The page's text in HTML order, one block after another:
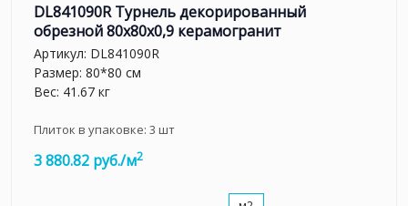
DL841090R Турнель декорированный
обрезной 80x80x0,9 керамогранит
Артикул: DL841090R
Размер: 80*80 см
Вес: 41.67 кг
Плиток в упаковке: 3 шт
3 880.82 руб./м2